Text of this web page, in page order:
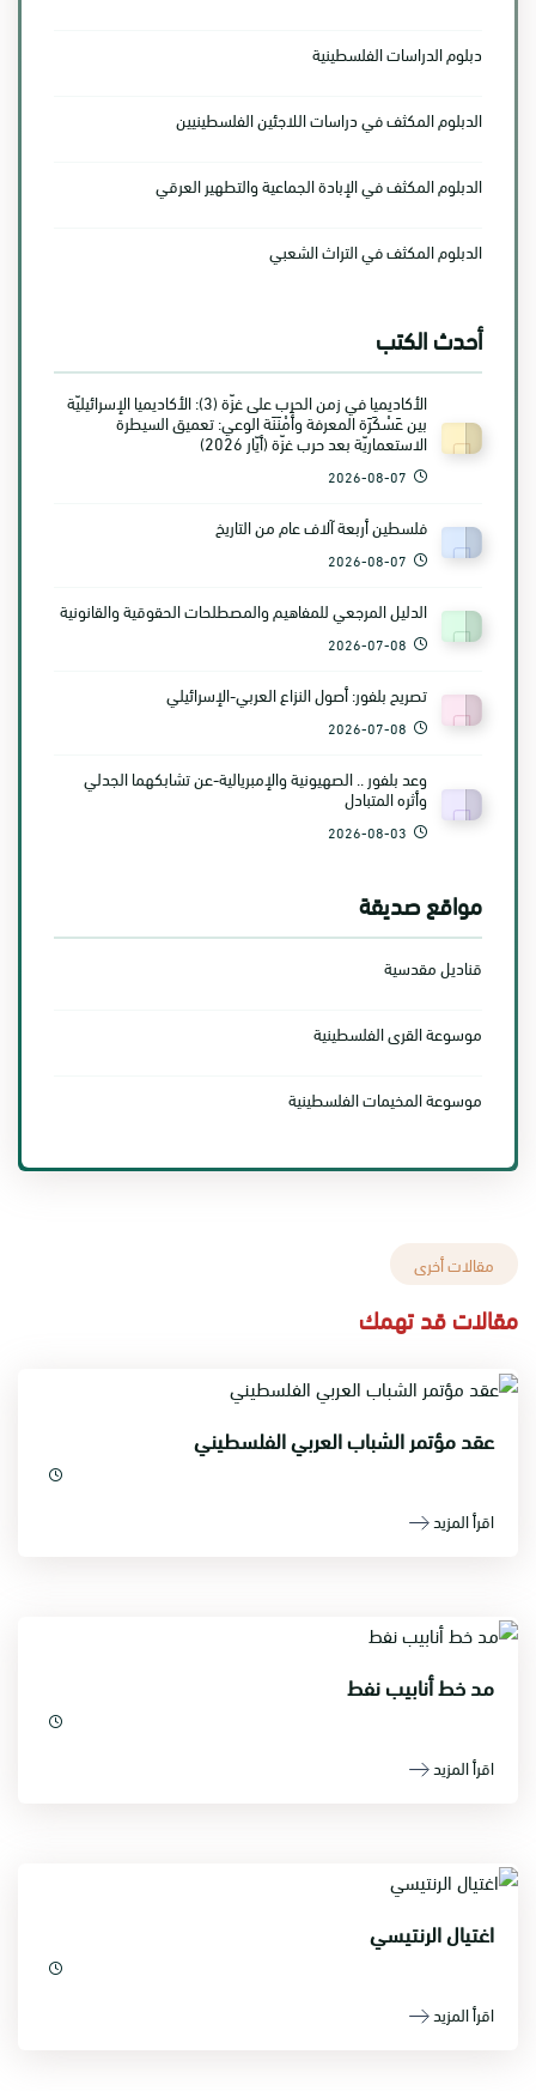
دبلوم الدراسات الفلسطينية
الدبلوم المكثف في دراسات اللاجئين الفلسطينيين
الدبلوم المكثف في الإبادة الجماعية والتطهير العرقي
الدبلوم المكثف في التراث الشعبي
أحدث الكتب
الأكاديميا في زمن الحرب على غزّة (3): الأكاديميا الإسرائيليّة
بين عَسْكَرَة المعرفة وأَمْنَنَة الوعي: تعميق السيطرة
الاستعماريّة بعد حرب غزّة (أيّار 2026)
2026-08-07
فلسطين أربعة آلاف عام من التاريخ
2026-08-07
الدليل المرجعي للمفاهيم والمصطلحات الحقوقية والقانونية
2026-07-08
تصريح بلفور: أصول النزاع العربي-الإسرائيلي
2026-07-08
وعد بلفور .. الصهيونية والإمبريالية-عن تشابكهما الجدلي
وأثره المتبادل
2026-08-03
مواقع صديقة
قناديل مقدسية
موسوعة القرى الفلسطينية
موسوعة المخيمات الفلسطينية
مقالات أخرى
مقالات قد تهمك
عقد مؤتمر الشباب العربي الفلسطيني
اقرأ المزيد
مد خط أنابيب نفط
اقرأ المزيد
اغتيال الرنتيسي
اقرأ المزيد